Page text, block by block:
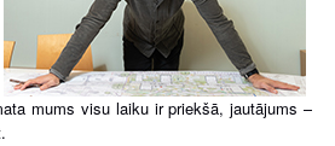
mums visu laiku ir priekšā, jautājums –